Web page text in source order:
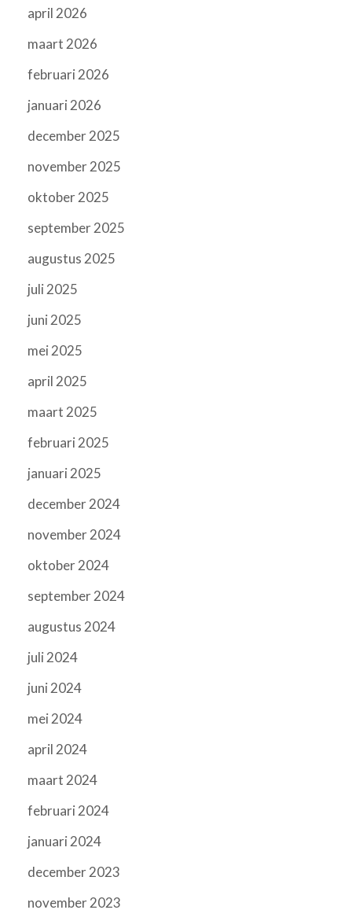
april 2026
maart 2026
februari 2026
januari 2026
december 2025
november 2025
oktober 2025
september 2025
augustus 2025
juli 2025
juni 2025
mei 2025
april 2025
maart 2025
februari 2025
januari 2025
december 2024
november 2024
oktober 2024
september 2024
augustus 2024
juli 2024
juni 2024
mei 2024
april 2024
maart 2024
februari 2024
januari 2024
december 2023
november 2023